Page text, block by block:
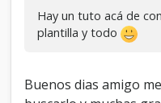
Hay un tuto acá de
plantilla y todo
Buenos dias amigo